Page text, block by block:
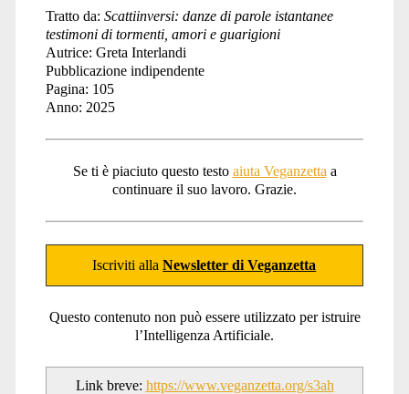
Tratto da: Scattiinversi: danze di parole istantanee
testimoni di tormenti, amori e guarigioni
Autrice: Greta Interlandi
Pubblicazione indipendente
Pagina: 105
Anno: 2025
Se ti è piaciuto questo testo aiuta Veganzetta a
continuare il suo lavoro. Grazie.
Iscriviti allaNewsletter di Veganzetta
Questo contenuto non può essere utilizzato per istruire
l’Intelligenza Artificiale.
Link breve: https://www.veganzetta.org/s3ah